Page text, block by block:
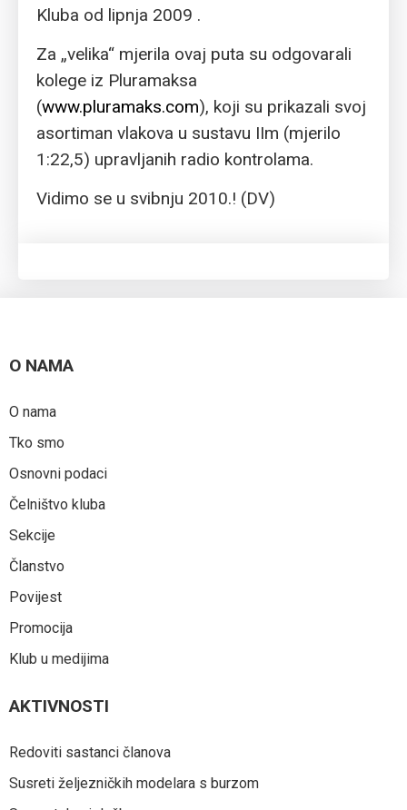
Kluba od lipnja 2009 .
Za „velika“ mjerila ovaj puta su odgovarali
kolege iz Pluramaksa
(www.pluramaks.com), koji su prikazali svoj
asortiman vlakova u sustavu IIm (mjerilo
1:22,5) upravljanih radio kontrolama.
Vidimo se u svibnju 2010.! (DV)
O NAMA
O nama
Tko smo
Osnovni podaci
Čelništvo kluba
Sekcije
Članstvo
Povijest
Promocija
Klub u medijima
AKTIVNOSTI
Redoviti sastanci članova
Susreti željezničkih modelara s burzom